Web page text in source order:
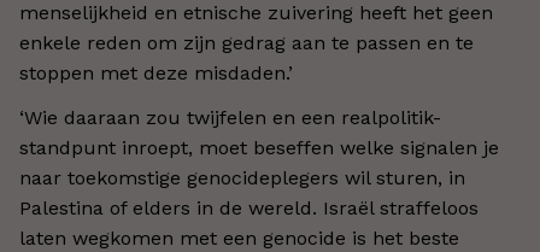
menselijkheid en etnische zuivering heeft het geen
enkele reden om zijn gedrag aan te passen en te
stoppen met deze misdaden.’
‘Wie daaraan zou twijfelen en een realpolitik-
standpunt inroept, moet beseffen welke signalen je
naar toekomstige genocideplegers wil sturen, in
Palestina of elders in de wereld. Israël straffeloos
laten wegkomen met een genocide is het beste